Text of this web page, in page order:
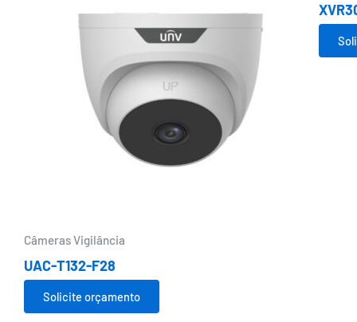
Câmeras Vigilância
UAC-T132-F28
Solicite orçamento